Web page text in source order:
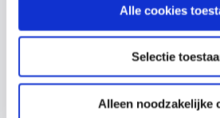
Alle cookies
Selectie
Alleen noodzakelijke
Vragen over onze
Laat je gegevens achter en
contact op om te
jouw organisatie.